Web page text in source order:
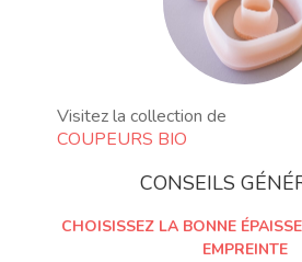
Visitez la collection de
COUPEURS BIO
CONSEILS
CHOISISSEZ LA BONNE
EMPREINTE